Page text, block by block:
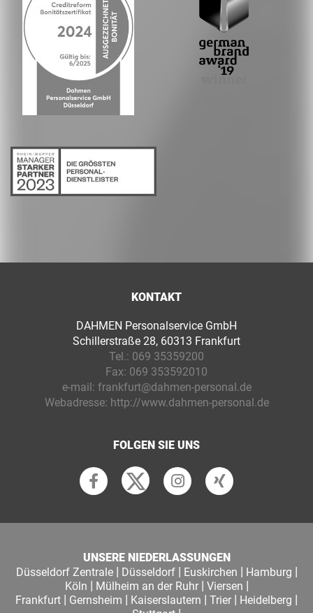
KONTAKT
DAHMEN Personalservice GmbH
Schillerstraße 28, 60313 Frankfurt
Tel.: 069 35359200
Fax: 069 353592010
e-mail: frankfurt@dahmen-personal.de
Webadresse: http://www.dahmen-personal.de
FOLGEN SIE UNS
UNSERE NIEDERLASSUNGEN
Düsseldorf Zentrale| Düsseldorf| Euskirchen | Hamburg |
Köln | Mülheim an der Ruhr| Viersen |
Frankfurt | Gernsheim | Kaiserslautern | Trier | Heidelberg |